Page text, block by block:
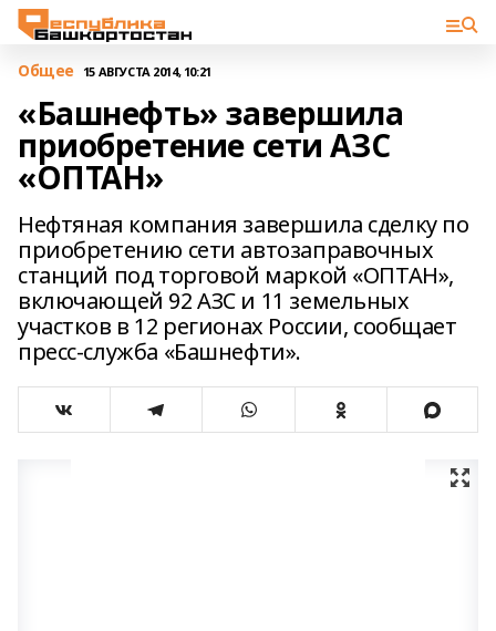
Общее 15 АВГУСТА 2014, 10:21
«Башнефть» завершила
приобретение сети АЗС
«ОПТАН»
Нефтяная компания завершила сделку по
приобретению сети автозаправочных
станций под торговой маркой «ОПТАН»,
включающей 92 АЗС и 11 земельных
участков в 12 регионах России, сообщает
пресс-служба «Башнефти».